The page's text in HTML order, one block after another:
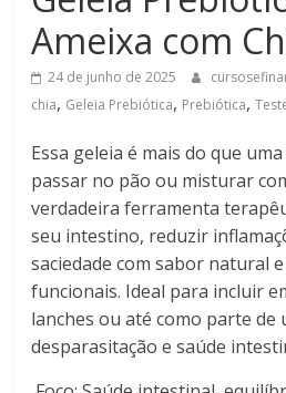
Ameixa com
24 de junho de 2025
chia, Geleia Prebiótica, Prebiótica,
Essa geleia é mais do que
passar no pão ou misturar
verdadeira ferramenta
seu intestino, reduzir
saciedade com sabor natural
funcionais. Ideal para incluir
lanches ou até como parte de
desparasitação e saúde